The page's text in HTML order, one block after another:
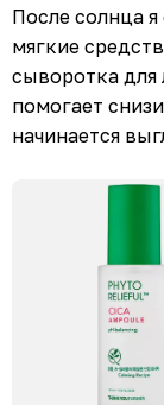
После солнца
мягкие
сыворотка для
помогает
начинается